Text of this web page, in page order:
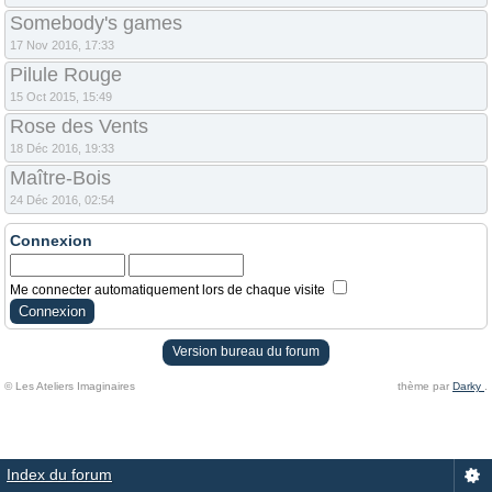
Somebody's games
17 Nov 2016, 17:33
Pilule Rouge
15 Oct 2015, 15:49
Rose des Vents
18 Déc 2016, 19:33
Maître-Bois
24 Déc 2016, 02:54
Connexion
Me connecter automatiquement lors de chaque visite
Version bureau du forum
© Les Ateliers Imaginaires thème par Darky
Index du forum